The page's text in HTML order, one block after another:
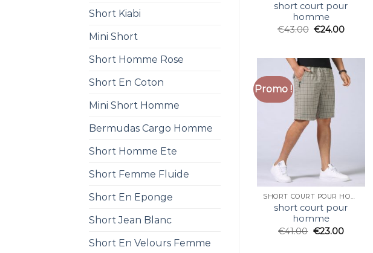
Short Kiabi
Mini Short
Short Homme Rose
Short En Coton
Mini Short Homme
Bermudas Cargo Homme
Short Homme Ete
Short Femme Fluide
Short En Eponge
Short Jean Blanc
Short En Velours Femme
short court pour
homme
€43.00 €24.00
Promo !
SHORT COURT POUR HOMME
short court pour
homme
€41.00 €23.00